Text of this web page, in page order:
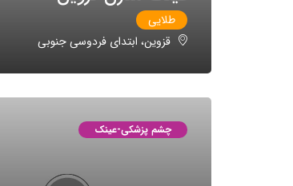
طلایی
قزوین، ابتدای فردوسی جنوبی
چشم پزشکی-عینک